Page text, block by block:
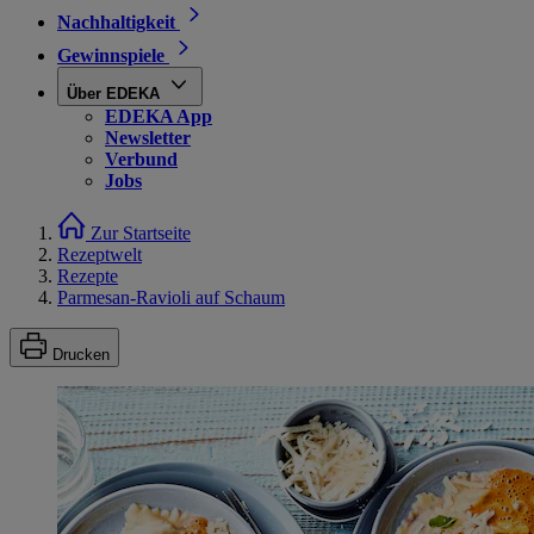
Nachhaltigkeit
Gewinnspiele
Über EDEKA
EDEKA App
Newsletter
Verbund
Jobs
Zur Startseite
Rezeptwelt
Rezepte
Parmesan-Ravioli auf Schaum
Drucken